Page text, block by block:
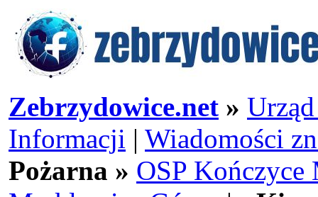
Zebrzydowice.net »
Informacji | Wiadomości
Pożarna » OSP Kończyce